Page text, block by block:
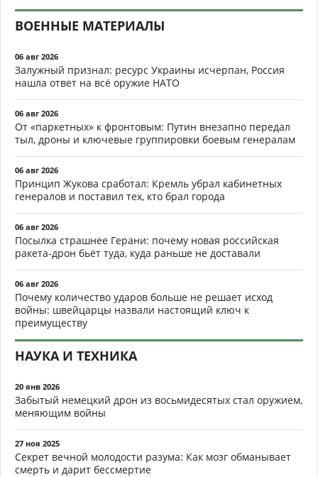
ВОЕННЫЕ МАТЕРИАЛЫ
06 авг 2026
Залужный признал: ресурс Украины исчерпан, Россия
нашла ответ на всё оружие НАТО
06 авг 2026
От «паркетных» к фронтовым: Путин внезапно передал
тыл, дроны и ключевые группировки боевым генералам
06 авг 2026
Принцип Жукова сработал: Кремль убрал кабинетных
генералов и поставил тех, кто брал города
06 авг 2026
Посылка страшнее Герани: почему новая российская
ракета-дрон бьёт туда, куда раньше не доставали
06 авг 2026
Почему количество ударов больше не решает исход
войны: швейцарцы назвали настоящий ключ к
преимуществу
НАУКА И ТЕХНИКА
20 янв 2026
Забытый немецкий дрон из восьмидесятых стал оружием,
меняющим войны
27 ноя 2025
Секрет вечной молодости разума: Как мозг обманывает
смерть и дарит бессмертие